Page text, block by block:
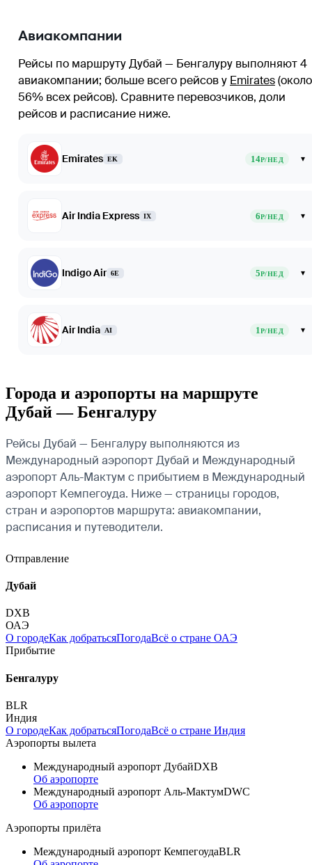
Авиакомпании
Рейсы по маршруту Дубай — Бенгалуру выполняют 4
авиакомпании; больше всего рейсов у Emirates(около
56% всех рейсов). Сравните перевозчиков, доли
рейсов и расписание ниже.
Emirates EK 14Р/НЕД ▾
Air India Express IX 6Р/НЕД ▾
Indigo Air 6E 5Р/НЕД ▾
Air India AI 1Р/НЕД ▾
Города и аэропорты на маршруте
Дубай — Бенгалуру
Рейсы Дубай — Бенгалуру выполняются из
Международный аэропорт Дубай и Международный
аэропорт Аль-Мактум с прибытием в Международный
аэропорт Кемпегоуда. Ниже — страницы городов,
стран и аэропортов маршрута: авиакомпании,
расписания и путеводители.
Отправление
Дубай
DXB
ОАЭ
О городеКак добратьсяПогодаВсё о стране ОАЭ
Прибытие
Бенгалуру
BLR
Индия
О городеКак добратьсяПогодаВсё о стране Индия
Аэропорты вылета
Международный аэропорт ДубайDXB
Об аэропорте
Международный аэропорт Аль-МактумDWC
Об аэропорте
Аэропорты прилёта
Международный аэропорт КемпегоудаBLR